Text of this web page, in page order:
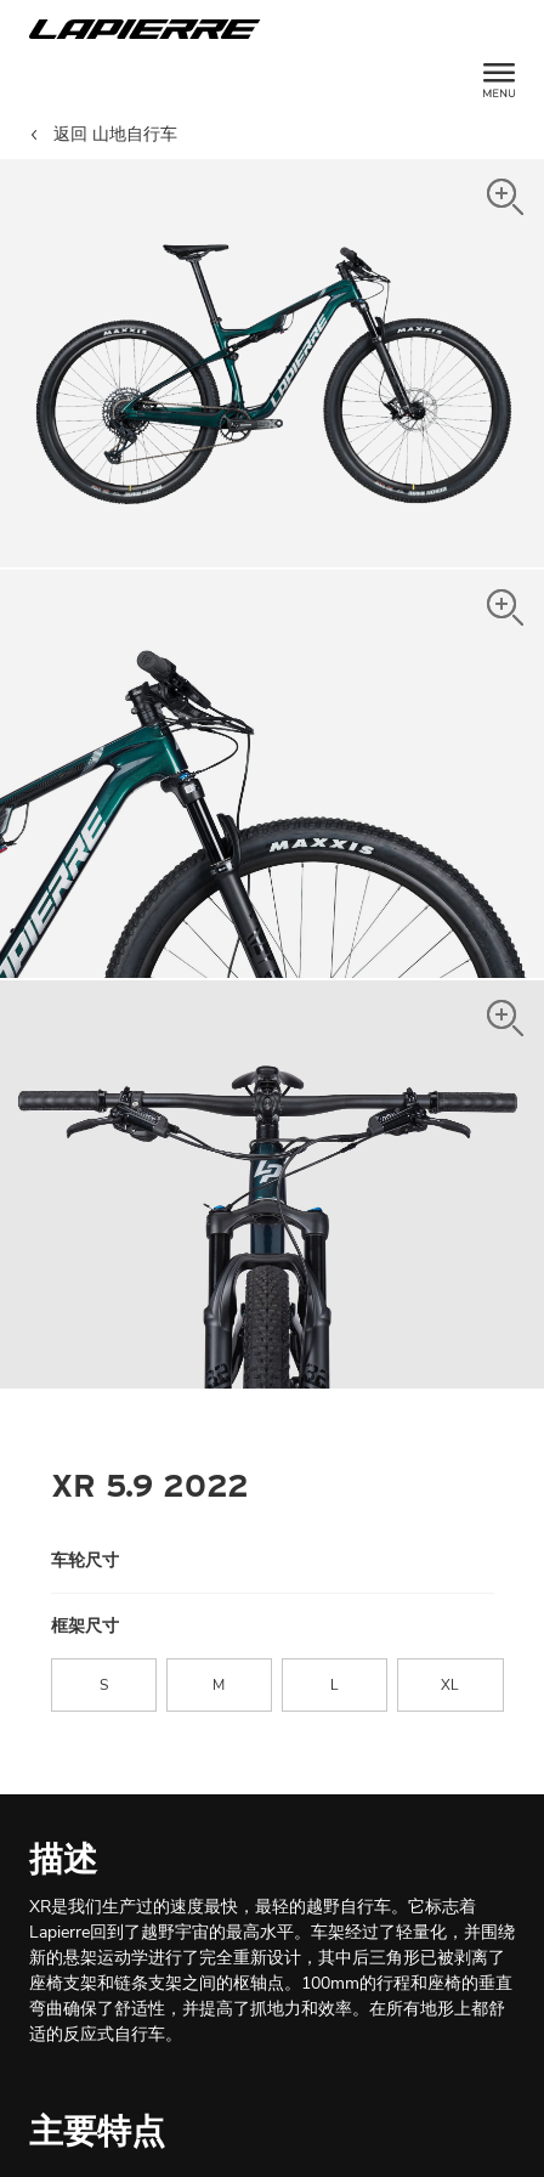
返回 山地自行车
XR 5.9 2022
车轮尺寸
框架尺寸
S M L XL
描述
XR是我们生产过的速度最快，最轻的越野自行车。它标志着
Lapierre回到了越野宇宙的最高水平。车架经过了轻量化，并围绕
新的悬架运动学进行了完全重新设计，其中后三角形已被剥离了
座椅支架和链条支架之间的枢轴点。100mm的行程和座椅的垂直
弯曲确保了舒适性，并提高了抓地力和效率。在所有地形上都舒
适的反应式自行车。
主要特点